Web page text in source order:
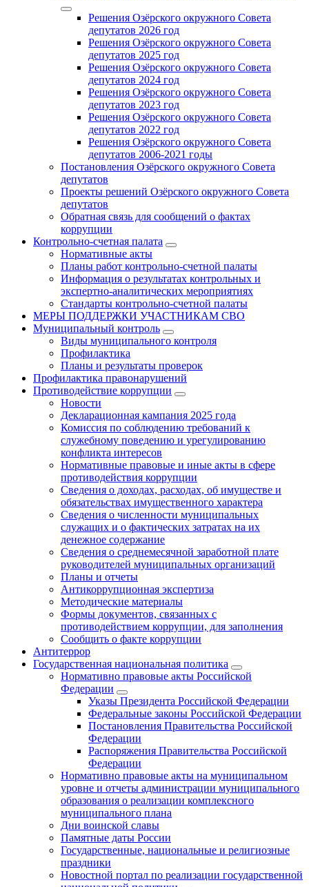
Решения Озёрского окружного Совета
депутатов 2026 год
Решения Озёрского окружного Совета
депутатов 2025 год
Решения Озёрского окружного Совета
депутатов 2024 год
Решения Озёрского окружного Совета
депутатов 2023 год
Решения Озёрского окружного Совета
депутатов 2022 год
Решения Озёрского окружного Совета
депутатов 2006-2021 годы
Постановления Озёрского окружного Совета
депутатов
Проекты решений Озёрского окружного Совета
депутатов
Обратная связь для сообщений о фактах
коррупции
Контрольно-счетная палата
Нормативные акты
Планы работ контрольно-счетной палаты
Информация о результатах контрольных и
экспертно-аналитических мероприятиях
Стандарты контрольно-счетной палаты
МЕРЫ ПОДДЕРЖКИ УЧАСТНИКАМ СВО
Муниципальный контроль
Виды муниципального контроля
Профилактика
Планы и результаты проверок
Профилактика правонарушений
Противодействие коррупции
Новости
Декларационная кампания 2025 года
Комиссия по соблюдению требований к
служебному поведению и урегулированию
конфликта интересов
Нормативные правовые и иные акты в сфере
противодействия коррупции
Сведения о доходах, расходах, об имуществе и
обязательствах имущественного характера
Сведения о численности муниципальных
служащих и о фактических затратах на их
денежное содержание
Сведения о среднемесячной заработной плате
руководителей муниципальных организаций
Планы и отчеты
Антикоррупционная экспертиза
Методические материалы
Формы документов, связанных с
противодействием коррупции, для заполнения
Сообщить о факте коррупции
Антитеррор
Государственная национальная политика
Нормативно правовые акты Российской
Федерации
Указы Президента Российской Федерации
Федеральные законы Российской Федерации
Постановления Правительства Российской
Федерации
Распоряжения Правительства Российской
Федерации
Нормативно правовые акты на муниципальном
уровне и отчеты администрации муниципального
образования о реализации комплексного
муниципального плана
Дни воинской славы
Памятные даты России
Государственные, национальные и религиозные
праздники
Новостной портал по реализации государственной